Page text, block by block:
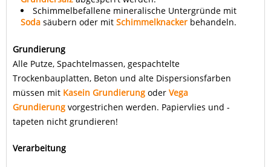
Schimmelbefallene mineralische Untergründe mit
Soda säubern oder mitSchimmelknacker behandeln.
Grundierung
Alle Putze, Spachtelmassen, gespachtelte
Trockenbauplatten, Beton und alte Dispersionsfarben
müssen mit Kasein Grundierung oder Vega
Grundierung vorgestrichen werden. Papiervlies und -
tapeten nicht grundieren!
Verarbeitung